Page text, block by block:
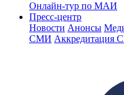
Онлайн-тур по МАИ
Пресс-центр
Новости Анонсы
СМИ Аккредитация